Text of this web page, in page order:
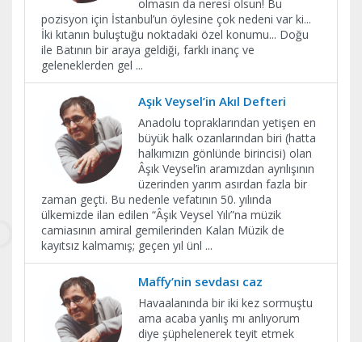
olmasın da neresi olsun! Bu
pozisyon için İstanbul’un öylesine çok nedeni var ki...
İki kıtanın buluştuğu noktadaki özel konumu... Doğu
ile Batının bir araya geldiği, farklı inanç ve
geleneklerden gel ...
Aşık Veysel’in Akıl Defteri
Anadolu topraklarından yetişen en
büyük halk ozanlarından biri (hatta
halkımızın gönlünde birincisi) olan
Âşık Veysel’in aramızdan ayrılışının
üzerinden yarım asırdan fazla bir
zaman geçti. Bu nedenle vefatının 50. yılında
ülkemizde ilan edilen “Âşık Veysel Yılı”na müzik
camiasının amiral gemilerinden Kalan Müzik de
kayıtsız kalmamış; geçen yıl ünl ...
Maffy’nin sevdası caz
Havaalanında bir iki kez sormuştu
ama acaba yanlış mı anlıyorum
diye şüphelenerek teyit etmek